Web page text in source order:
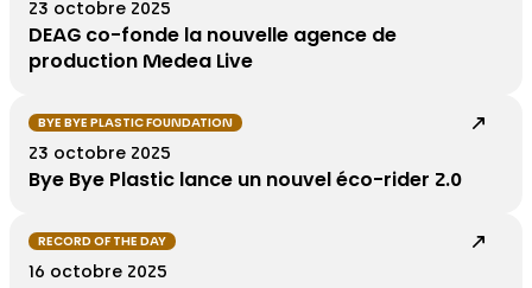
23 octobre 2025
DEAG co-fonde la nouvelle agence de
production Medea Live
BYE BYE PLASTIC FOUNDATION
23 octobre 2025
Bye Bye Plastic lance un nouvel éco-rider 2.0
RECORD OF THE DAY
16 octobre 2025